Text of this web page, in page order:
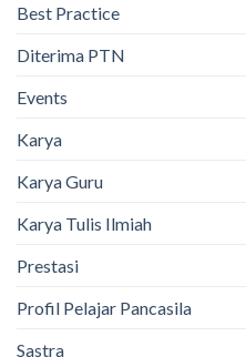
Best Practice
Diterima PTN
Events
Karya
Karya Guru
Karya Tulis Ilmiah
Prestasi
Profil Pelajar Pancasila
Sastra